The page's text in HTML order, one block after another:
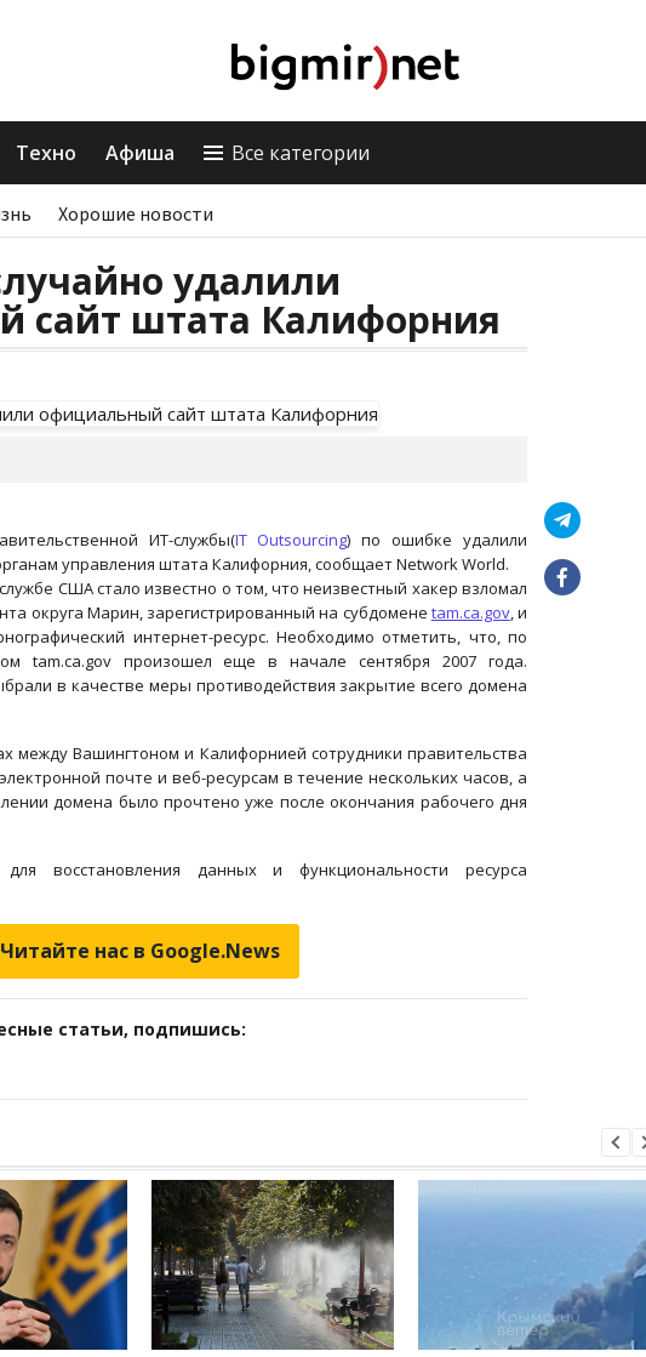
Техно Афиша Все категории
Хорошие новости
удалили
сайт штата Калифорния
ИТ-службы(IT Outsourcing) по ошибке удалили
управления штата Калифорния, сообщает Network World.
США стало известно о том, что неизвестный хакер взломал
округа Марин, зарегистрированный на субдомене tam.ca.gov, и
интернет-ресурс. Необходимо отметить, что, по
tam.ca.gov произошел еще в начале сентября 2007 года.
в качестве меры противодействия закрытие всего домена
между Вашингтоном и Калифорнией сотрудники правительства
почте и веб-ресурсам в течение нескольких часов, а
домена было прочтено уже после окончания рабочего дня
восстановления данных и функциональности ресурса
Читайте нас в Google.News
статьи, подпишись: